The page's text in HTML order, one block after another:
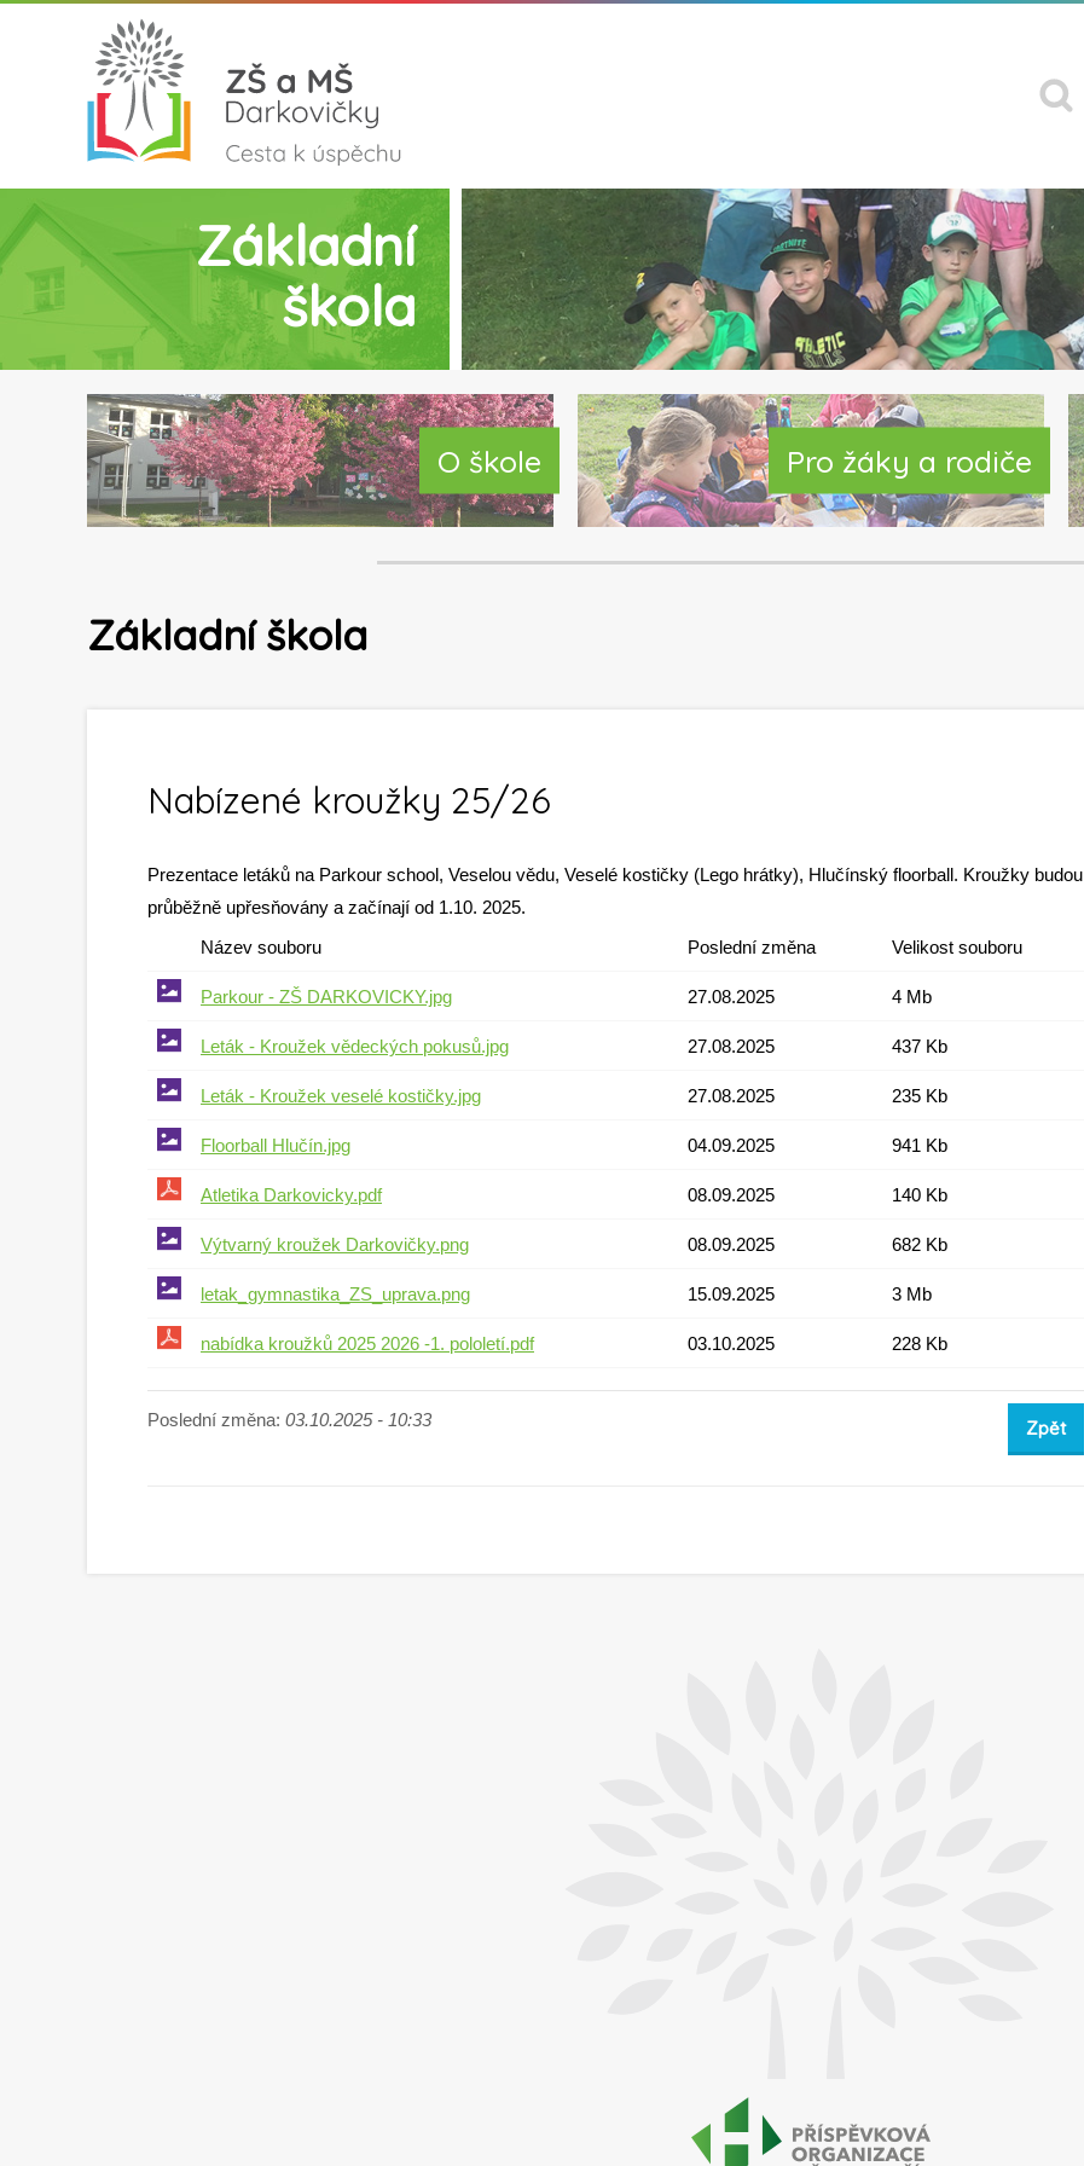
Základní
škola
O škole Pro žáky a rodiče
Základní škola
Nabízené kroužky 25/26
Prezentace letáků na Parkour school, Veselou vědu, Veselé kostičky (Lego hrátky), Hlučínský floorball. Kroužky budou
průběžně upřesňovány a začínají od 1.10. 2025.
Název souboru
Poslední změna Velikost souboru
Parkour - ZŠ DARKOVICKY.jpg 27.08.2025 4 Mb
Leták - Kroužek vědeckých pokusů.jpg 27.08.2025 437 Kb
Leták - Kroužek veselé kostičky.jpg 27.08.2025 235 Kb
Floorball Hlučín.jpg 04.09.2025 941 Kb
Atletika Darkovicky.pdf 08.09.2025 140 Kb
Výtvarný kroužek Darkovičky.png 08.09.2025 682 Kb
letak_gymnastika_ZS_uprava.png 15.09.2025 3 Mb
nabídka kroužků 2025 2026 -1. pololetí.pdf 03.10.2025 228 Kb
Poslední změna: 03.10.2025 - 10:33 Zpět